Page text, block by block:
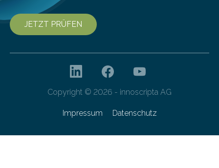
JETZT PRÜFEN
Copyright © 2026 - innoscripta AG
Impressum Datenschutz